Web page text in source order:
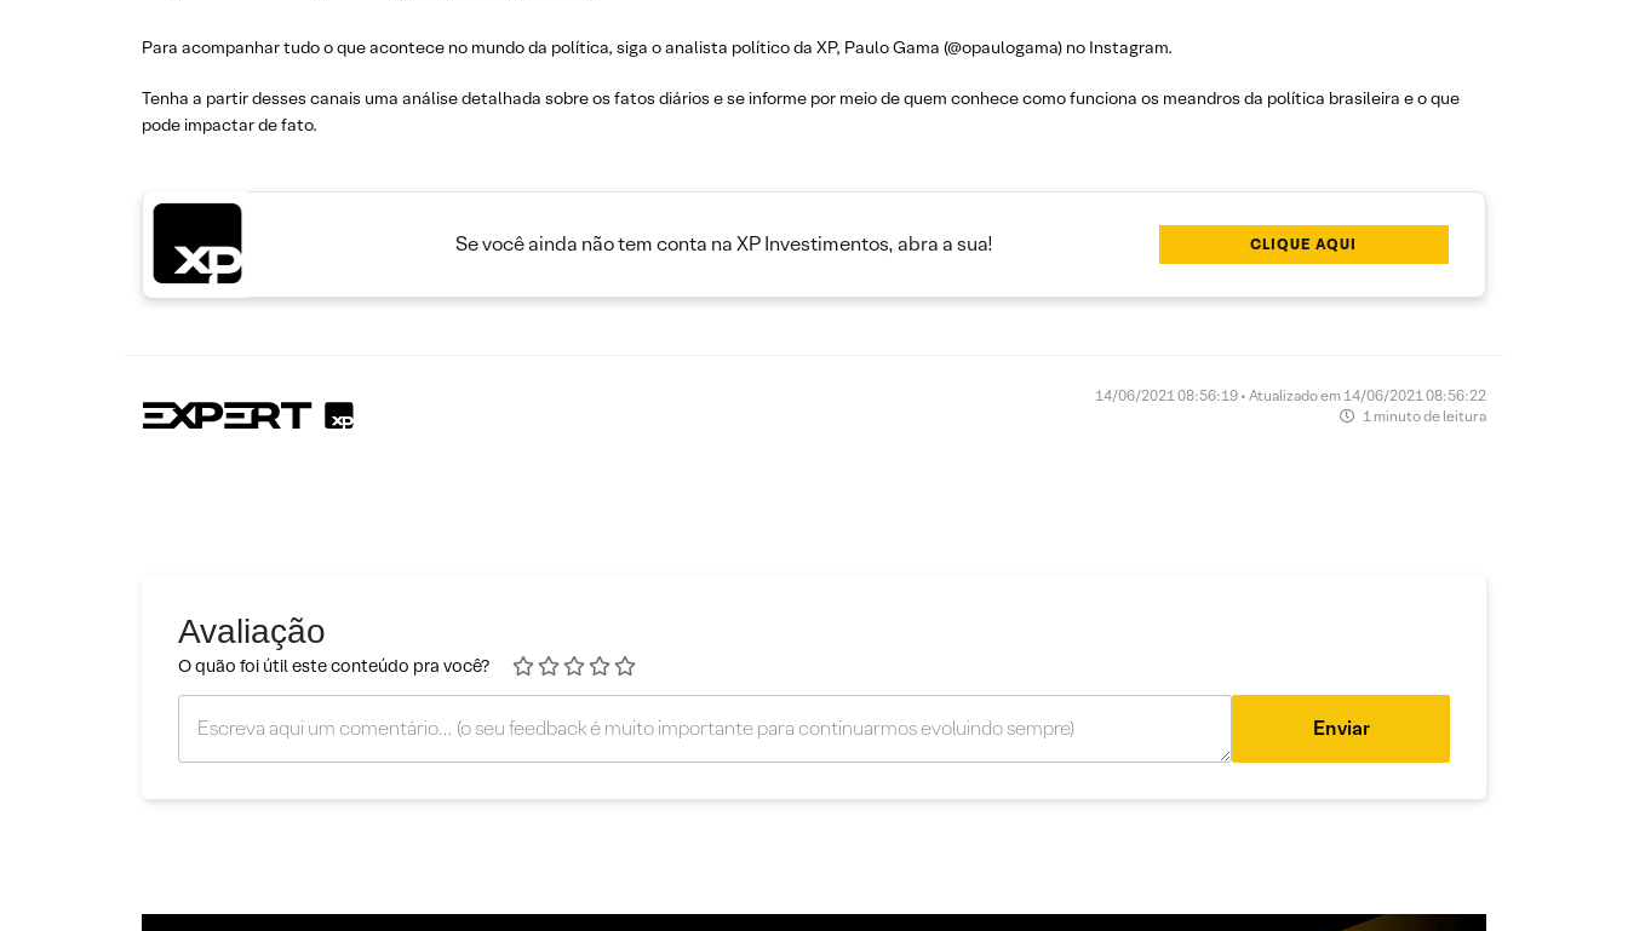
Para acompanhar tudo o que acontece no mundo da política, siga o analista político da XP, Paulo Gama (@opaulogama) no Instagram.
Tenha a partir desses canais uma análise detalhada sobre os fatos diários e se informe por meio de quem conhece como funciona os meandros da política brasileira e o que
pode impactar de fato.
Se você ainda não tem conta na XP Investimentos, abra a sua! CLIQUE AQUI
14/06/2021 08:56:19 • Atualizado em 14/06/2021 08:56:22
1 minuto de leitura
Avaliação
O quão foi útil este conteúdo pra você?
Enviar